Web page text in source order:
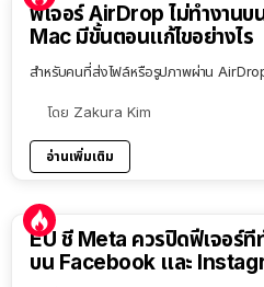
ฟีเจอร์ AirDrop ไม่ทำงาน
Mac มีขั้นตอนแก้ไขอย่างไร
สำหรับคนที่ส่งไฟล์หรือรูปภาพผ่าน
โดย Zakura Kim
อ่านเพิ่มเติม
EU ชี้ Meta ควรปิดฟีเจอร์ที่
บน Facebook และ